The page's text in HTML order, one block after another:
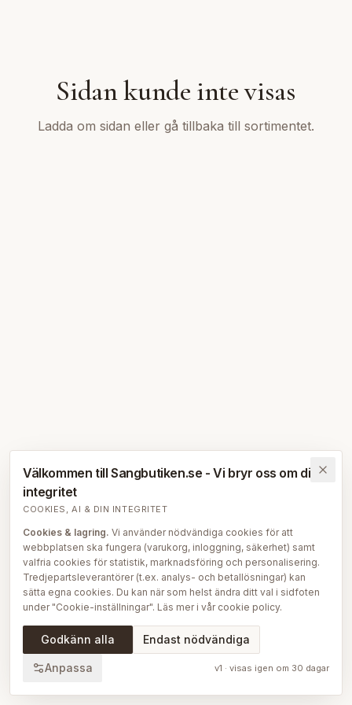
Sidan kunde inte visas
Ladda om sidan eller gå tillbaka till sortimentet.
Välkommen till Sangbutiken.se - Vi bryr oss om din
integritet
COOKIES, AI & DIN INTEGRITET
Cookies & lagring. Vi använder nödvändiga cookies för att
webbplatsen ska fungera (varukorg, inloggning, säkerhet) samt
valfria cookies för statistik, marknadsföring och personalisering.
Tredjepartsleverantörer (t.ex. analys- och betallösningar) kan
sätta egna cookies. Du kan när som helst ändra ditt val i sidfoten
under "Cookie-inställningar". Läs mer i vår cookie policy.
AI på Sängbutiken.För att ge dig en bättre upplevelse använder
vi delvis AI-teknik — bl.a. för smartare sök- och
att skapa, översätta och redigera delar av vårt redaktionella
Godkänn alla Endast nödvändiga
Anpassa v1 · visas igen om 30 dagar